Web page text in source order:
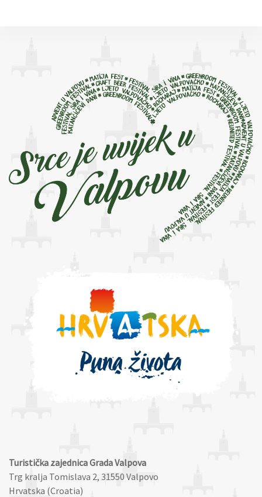
Turistička zajednica Grada Valpova
Trg kralja Tomislava 2, 31550 Valpovo
Hrvatska (Croatia)